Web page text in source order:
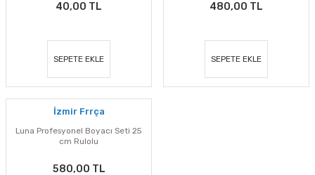
40,00 TL
SEPETE EKLE
480,00 TL
SEPETE EKLE
İzmir Frrça
Luna Profesyonel Boyacı Seti 25
cm Rulolu
580,00 TL